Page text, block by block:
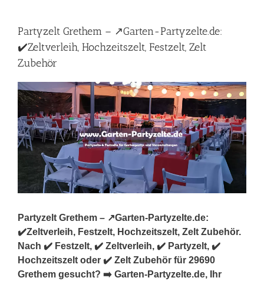
Partyzelt Grethem – ↗️Garten-Partyzelte.de:
✔️Zeltverleih, Hochzeitszelt, Festzelt, Zelt
Zubehör
Partyzelt Grethem – ↗️Garten-Partyzelte.de:
✔️Zeltverleih, Festzelt, Hochzeitszelt, Zelt Zubehör.
Nach ✔️ Festzelt, ✔️ Zeltverleih, ✔️ Partyzelt, ✔️
Hochzeitszelt oder ✔️ Zelt Zubehör für 29690
Grethem gesucht? ➡️ Garten-Partyzelte.de, Ihr